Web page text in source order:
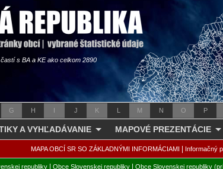
s BA a KE ako celkom 2890
G H I J K L M N O P
A VYHĽADÁVANIE MAPOVÉ PREZENTÁCIE
MAPA OBCÍ SR SO ZÁKLADNÝMI INFORMÁCIAMI Informačný
republiky| Obce Slovenskej republiky| Obce Slovenskej republiky